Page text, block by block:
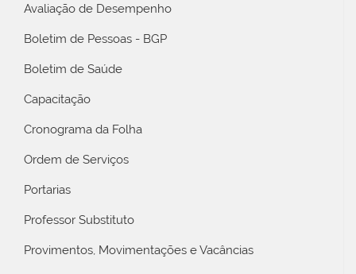
Avaliação de Desempenho
Boletim de Pessoas - BGP
Boletim de Saúde
Capacitação
Cronograma da Folha
Ordem de Serviços
Portarias
Professor Substituto
Provimentos, Movimentações e Vacâncias